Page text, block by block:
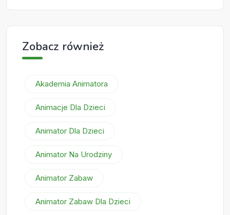
Zobacz również
Akademia Animatora
Animacje Dla Dzieci
Animator Dla Dzieci
Animator Na Urodziny
Animator Zabaw
Animator Zabaw Dla Dzieci